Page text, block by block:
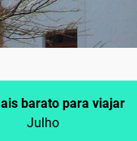
barato para viajar
Julho